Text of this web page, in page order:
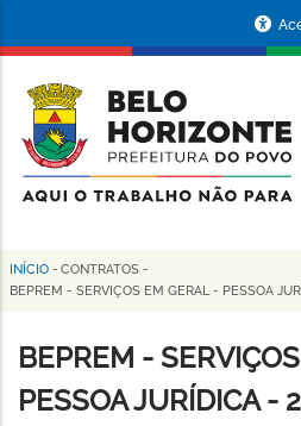
conteúdo
principal
da
Prefeitura
de
Horizonte
Trilha
navegação
INÍCIO - CONTRATOS -
BEPREM - SERVIÇOS EM GERAL - PESSOA
BEPREM -
PESSOA JURÍDICA -